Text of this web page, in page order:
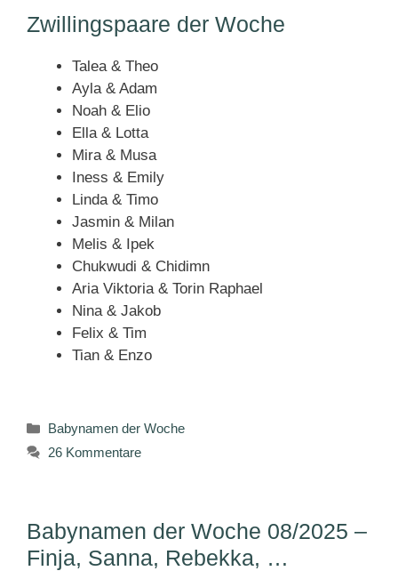
Zwillingspaare der Woche
Talea & Theo
Ayla & Adam
Noah & Elio
Ella & Lotta
Mira & Musa
Iness & Emily
Linda & Timo
Jasmin & Milan
Melis & Ipek
Chukwudi & Chidimn
Aria Viktoria & Torin Raphael
Nina & Jakob
Felix & Tim
Tian & Enzo
Kategorien
Babynamen der Woche
26 Kommentare
Babynamen der Woche 08/2025 –
Finja, Sanna, Rebekka, …